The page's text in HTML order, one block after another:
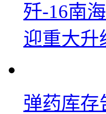
歼-16南
迎重大升
弹药库存